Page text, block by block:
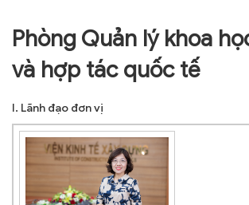
GIỚI THIỆU
TIN TỨC
NGHIÊN CỨU
ẤN PHẨM
ĐÀO TẠO, BỒI DƯỠNG
Phòng Quản lý khoa
và hợp tác quốc tế
I. Lãnh đạo đơn vị